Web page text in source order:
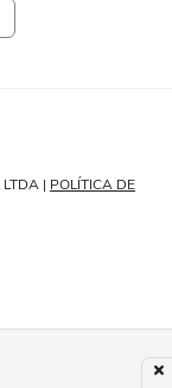
| POLÍTICA DE